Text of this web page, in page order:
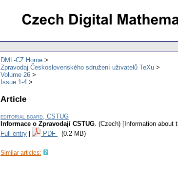
DML-CZ Home
Zpravodaj Československého sdružení uživatelů TeXu
Volume 26
Issue 1-4
Article
editorial board, CSTUG
Informace o Zpravodaji CSTUG. (Czech) [Information about
Full entry
PDF (0.2 MB)
Similar articles: